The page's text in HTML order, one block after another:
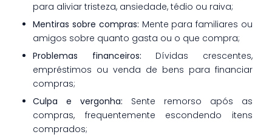
para aliviar tristeza, ansiedade, tédio ou raiva;
Mentiras sobre compras: Mente para familiares ou
amigos sobre quanto gasta ou o que compra;
Problemas financeiros: Dívidas crescentes,
empréstimos ou venda de bens para financiar
compras;
Culpa e vergonha: Sente remorso após as
compras, frequentemente escondendo itens
comprados;